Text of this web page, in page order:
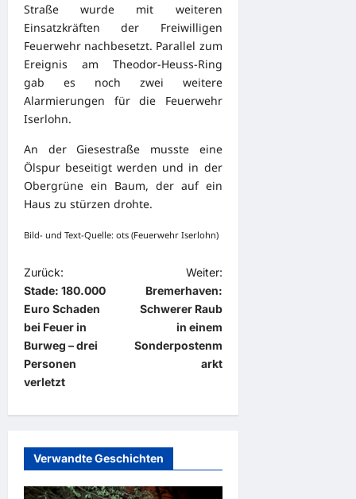
Straße wurde mit weiteren
Einsatzkräften der Freiwilligen
Feuerwehr nachbesetzt. Parallel zum
Ereignis am Theodor-Heuss-Ring
gab es noch zwei weitere
Alarmierungen für die Feuerwehr
Iserlohn.
An der Giesestraße musste eine
Ölspur beseitigt werden und in der
Obergrüne ein Baum, der auf ein
Haus zu stürzen drohte.
Bild- und Text-Quelle: ots (Feuerwehr Iserlohn)
B
e
i
t
r
s
n
Zurück:
Stade: 180.000
Euro Schaden
bei Feuer in
Burweg – drei
Personen
verletzt
Weiter:
Bremerhaven:
Schwerer Raub
in einem
Sonderpostenm
arkt
Verwandte Geschichten